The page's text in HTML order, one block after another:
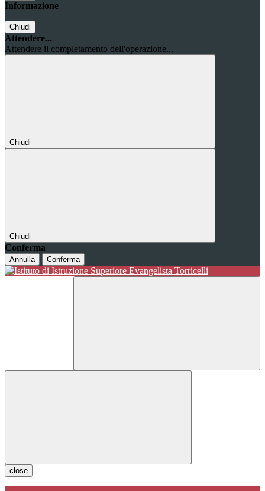
Informazione
Chiudi
Attendere...
Attendere il completamento dell'operazione...
Chiudi
Chiudi
Conferma
Annulla Conferma
close